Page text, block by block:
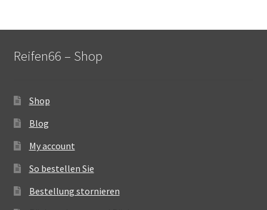
Reifen66 – Shop
Shop
Blog
My account
So bestellen Sie
Bestellung stornieren